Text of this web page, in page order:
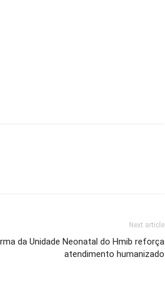
Next article
da Unidade Neonatal do Hmib reforça
atendimento humanizado